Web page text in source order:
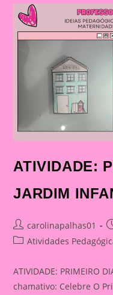
QUE
ATIVIDADE:
JARDIM
Post
author:
carolinapalhas01
PostAtividades
ATIVIDADE: PRIMEIRO
chamativo: Celebre O